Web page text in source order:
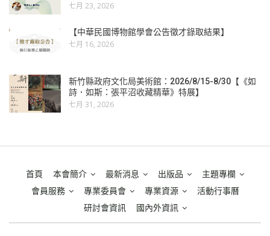
七月 23, 2026
【中華民國博物館學會公告徵才錄取結果】
七月 16, 2026
新竹縣政府文化局美術館：2026/8/15-8/30【《如
詩．如斯：張平沼收藏精華》特展】
七月 31, 2026
首頁 本會簡介 最新消息 出版品
主題專欄
會員服務
專業委員會 專業資源
活動行事曆
研討會資訊
國內外資訊